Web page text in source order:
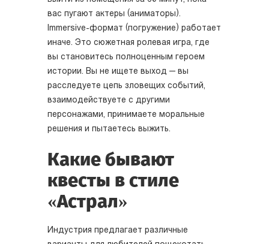
вас пугают актеры (аниматоры).
Immersive-формат (погружение) работает
иначе. Это сюжетная ролевая игра, где
вы становитесь полноценным героем
истории. Вы не ищете выход — вы
расследуете цепь зловещих событий,
взаимодействуете с другими
персонажами, принимаете моральные
решения и пытаетесь выжить.
Какие бывают
квесты в стиле
«Астрал»
Индустрия предлагает различные